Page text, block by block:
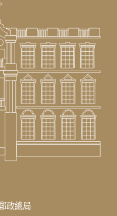
政總局